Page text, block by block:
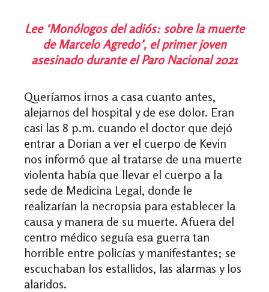
Lee ‘Monólogos del adiós: sobre la muerte
de Marcelo Agredo’, el primer joven
asesinado durante el Paro Nacional 2021
Queríamos irnos a casa cuanto antes,
alejarnos del hospital y de ese dolor. Eran
casi las 8 p.m. cuando el doctor que dejó
entrar a Dorian a ver el cuerpo de Kevin
nos informó que al tratarse de una muerte
violenta había que llevar el cuerpo a la
sede de Medicina Legal, donde le
realizarían la necropsia para establecer la
causa y manera de su muerte. Afuera del
centro médico seguía esa guerra tan
horrible entre policías y manifestantes; se
escuchaban los estallidos, las alarmas y los
alaridos.